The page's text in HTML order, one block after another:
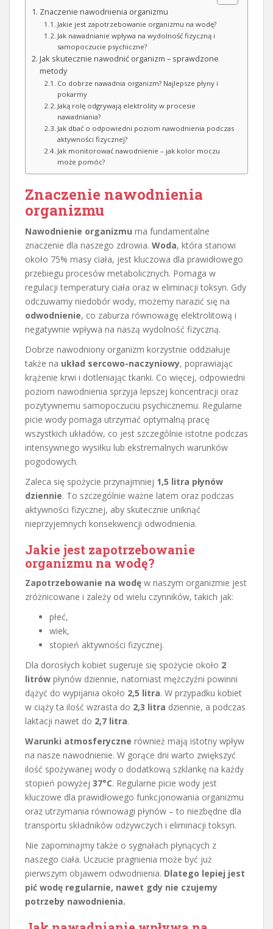
Znaczenie nawodnienia organizmu
Jakie jest zapotrzebowanie organizmu na wodę?
Jak nawadnianie wpływa na wydolność fizyczną i
samopoczucie psychiczne?
Jak skutecznie nawodnić organizm – sprawdzone
metody
Co dobrze nawadnia organizm? Najlepsze płyny i
pokarmy
Jaką rolę odgrywają elektrolity w procesie
nawadniania?
Jak dbać o odpowiedni poziom nawodnienia podczas
aktywności fizycznej?
Jak monitorować nawodnienie – jak kolor moczu
może pomóc?
Znaczenie nawodnienia
organizmu
Nawodnienie organizmu ma fundamentalne
znaczenie dla naszego zdrowia. Woda, która stanowi
około 75% masy ciała, jest kluczowa dla prawidłowego
przebiegu procesów metabolicznych. Pomaga w
regulacji temperatury ciała oraz w eliminacji toksyn. Gdy
odczuwamy niedobór wody, możemy narazić się na
odwodnienie, co zaburza równowagę elektrolitową i
negatywnie wpływa na naszą wydolność fizyczną.
Dobrze nawodniony organizm korzystnie oddziałuje
także na układ sercowo-naczyniowy, poprawiając
krążenie krwi i dotleniając tkanki. Co więcej, odpowiedni
poziom nawodnienia sprzyja lepszej koncentracji oraz
pozytywnemu samopoczuciu psychicznemu. Regularne
picie wody pomaga utrzymać optymalną pracę
wszystkich układów, co jest szczególnie istotne podczas
intensywnego wysiłku lub ekstremalnych warunków
pogodowych.
Zaleca się spożycie przynajmniej 1,5 litra płynów
dziennie. To szczególnie ważne latem oraz podczas
aktywności fizycznej, aby skutecznie uniknąć
nieprzyjemnych konsekwencji odwodnienia.
Jakie jest zapotrzebowanie
organizmu na wodę?
Zapotrzebowanie na wodę w naszym organizmie jest
zróżnicowane i zależy od wielu czynników, takich jak:
płeć,
wiek,
stopień aktywności fizycznej.
Dla dorosłych kobiet sugeruje się spożycie około 2
litrów płynów dziennie, natomiast mężczyźni powinni
dążyć do wypijania około 2,5 litra. W przypadku kobiet
w ciąży ta ilość wzrasta do 2,3 litra dziennie, a podczas
laktacji nawet do 2,7 litra.
Warunki atmosferyczne również mają istotny wpływ
na nasze nawodnienie. W gorące dni warto zwiększyć
ilość spożywanej wody o dodatkową szklankę na każdy
stopień powyżej 37°C. Regularne picie wody jest
kluczowe dla prawidłowego funkcjonowania organizmu
oraz utrzymania równowagi płynów – to niezbędne dla
transportu składników odżywczych i eliminacji toksyn.
Nie zapominajmy także o sygnałach płynących z
naszego ciała. Uczucie pragnienia może być już
pierwszym objawem odwodnienia. Dlatego lepiej jest
pić wodę regularnie, nawet gdy nie czujemy
potrzeby nawodnienia.